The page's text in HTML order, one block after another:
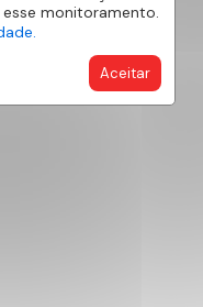
monitoramento.
Aceitar